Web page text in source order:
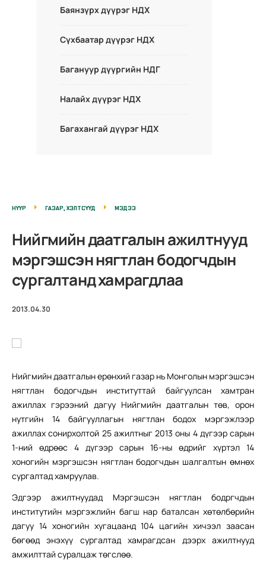
Баянзүрх дүүрэг НДХ
Сүхбаатар дүүрэг НДХ
Багануур дүүргийн НДГ
Налайх дүүрэг НДХ
Багахангай дүүрэг НДХ
НҮҮР ГАЗАР, ХЭЛТСҮҮД МЭДЭЭ
Нийгмийн даатгалын ажилтнууд
мэргэшсэн нягтлан бодогчдын
сургалтанд хамрагдлаа
2013.04.30
Нийгмийн даатгалын ерөнхий газар нь Монголын мэргэшсэн
нягтлан бодогчдын институттай байгуулсан хамтран
ажиллах гэрээний дагуу Нийгмийн даатгалын төв, орон
нутгийн 14 байгууллагын нягтлан бодох мэргэжлээр
ажиллах сонирхолтой 25 ажилтныг 2013 оны 4 дүгээр сарын
1-ний өдрөөс 4 дүгээр сарын 16-ны өдрийг хүртэл 14
хоногийн мэргэшсэн нягтлан бодогчдын шалгалтын өмнөх
сургалтад хамруулав.
Эдгээр ажилтнуудад Мэргэшсэн нягтлан бодргчдын
институтийн мэргэжлийн багш нар баталсан хөтөлбөрийн
дагуу 14 хоногийн хугацаанд 104 цагийн хичээл заасан
бөгөөд энэхүү сургалтад хамрагдсан дээрх ажилтнууд
амжилттай суралцаж төгслөө.